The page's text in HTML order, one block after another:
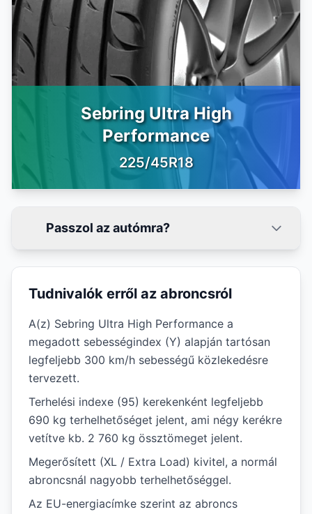
Sebring Ultra High
Performance
225/45R18
Passzol az autómra?
Tudnivalók erről az abroncsról
A(z) Sebring Ultra High Performance a
megadott sebességindex (Y) alapján tartósan
legfeljebb 300 km/h sebességű közlekedésre
tervezett.
Terhelési indexe (95) kerekenként legfeljebb
690 kg terhelhetőséget jelent, ami négy kerékre
vetítve kb. 2 760 kg össztömeget jelent.
Megerősített (XL / Extra Load) kivitel, a normál
abroncsnál nagyobb terhelhetőséggel.
Az EU-energiacímke szerint az abroncs